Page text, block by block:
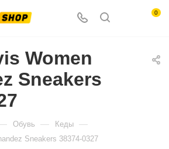
0
Women
Sneakers
Обувь — Кеды —
Sneakers 38374-0327